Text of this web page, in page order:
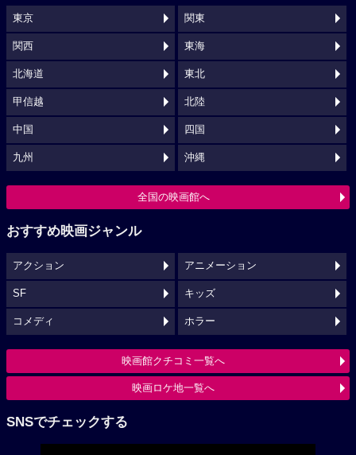
東京 関東
関西 東海
北海道 東北
甲信越 北陸
中国 四国
九州 沖縄
全国の映画館へ
おすすめ映画ジャンル
アクション アニメーション
SF キッズ
コメディ ホラー
映画館クチコミ一覧へ
映画ロケ地一覧へ
SNSでチェックする